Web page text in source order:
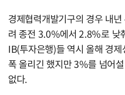
경제협력개발기구의 경우 내
려 종전 3.0%에서 2.8%로 낮
IB(투자은행)들 역시 올해 경
폭 올리긴 했지만 3%를 넘어
없다.